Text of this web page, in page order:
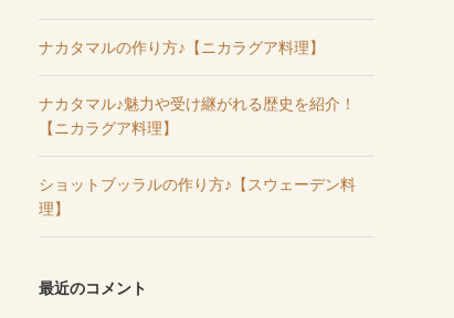
ナカタマルの作り方♪【ニカラグア料理】
ナカタマル♪魅力や受け継がれる歴史を紹介！
【ニカラグア料理】
ショットブッラルの作り方♪【スウェーデン料
理】
最近のコメント